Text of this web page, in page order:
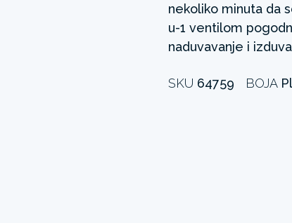
nekoliko minuta da
u-1 ventilom
naduvavanje i
SKU 64759 BOJA